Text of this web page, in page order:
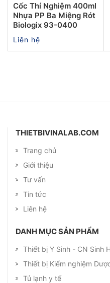
Cốc Thí Nghiệm 400ml
Nhựa PP Ba Miệng Rót
Biologix 93-0400
Liên hệ
THIETBIVINALAB.COM
Trang chủ
Giới thiệu
Tư vấn
Tin tức
Liên hệ
DANH MỤC SẢN PHẨM
Thiết bị Y Sinh - CN Sinh
Thiết bị Kiểm nghiệm
Tủ lạnh y tế